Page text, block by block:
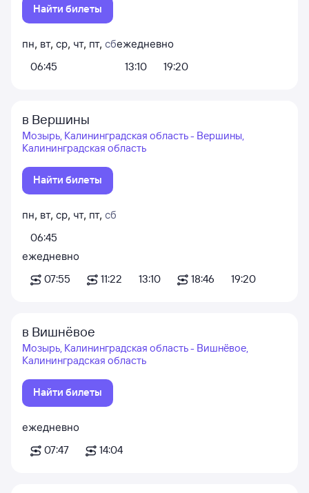
Найти билеты
пн, вт, ср, чт, пт, сб
06:45
ежедневно
13:10
19:20
в Вершины
Мозырь, Калининградская область - Вершины,
Калининградская область
Найти билеты
пн, вт, ср, чт, пт, сб
06:45
ежедневно
07:55
11:22 13:10 18:46 19:20
в Вишнёвое
Мозырь, Калининградская область - Вишнёвое,
Калининградская область
Найти билеты
ежедневно
07:47
14:04